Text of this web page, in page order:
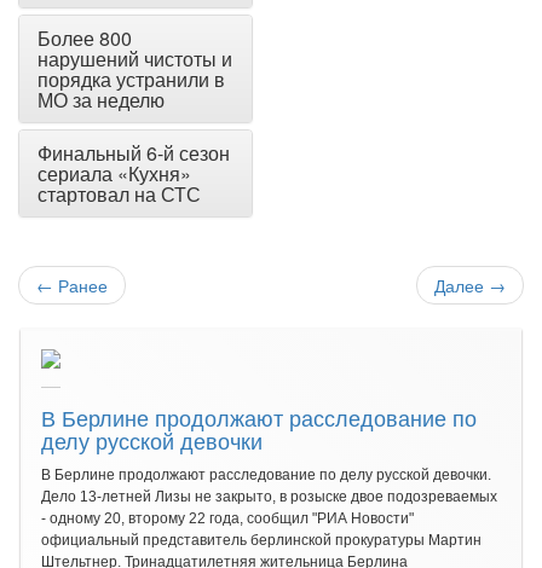
Более 800
нарушений чистоты и
порядка устранили в
МО за неделю
Финальный 6-й сезон
сериала «Кухня»
стартовал на СТС
← Ранее Далее →
В Берлине продолжают расследование по
делу русской девочки
В Берлине продолжают расследование по делу русской девочки.
Дело 13-летней Лизы не закрыто, в розыске двое подозреваемых
- одному 20, второму 22 года, сообщил "РИА Новости"
официальный представитель берлинской прокуратуры Мартин
Штельтнер. Тринадцатилетняя жительница Берлина